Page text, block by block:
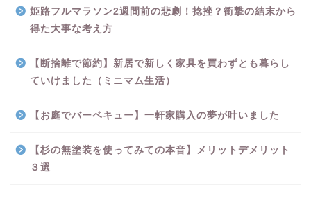
姫路フルマラソン2週間前の悲劇！捻挫？衝撃の結末から
得た大事な考え方
【断捨離で節約】新居で新しく家具を買わずとも暮らし
ていけました（ミニマム生活）
【お庭でバーベキュー】一軒家購入の夢が叶いました
【杉の無塗装を使ってみての本音】メリットデメリット
３選